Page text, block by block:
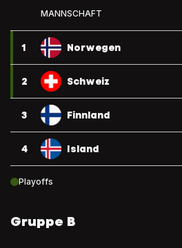
MANNSCHAFT
1 Norwegen
2 Schweiz
3 Finnland
4 Island
Playoffs
Gruppe B